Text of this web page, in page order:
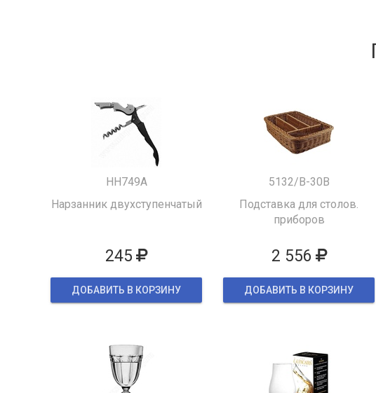
HH749A
Нарзанник двухступенчатый
245
ДОБАВИТЬ В КОРЗИНУ
5132/B-30B
Подставка для столов.
приборов
2 556
ДОБАВИТЬ В КОРЗИНУ